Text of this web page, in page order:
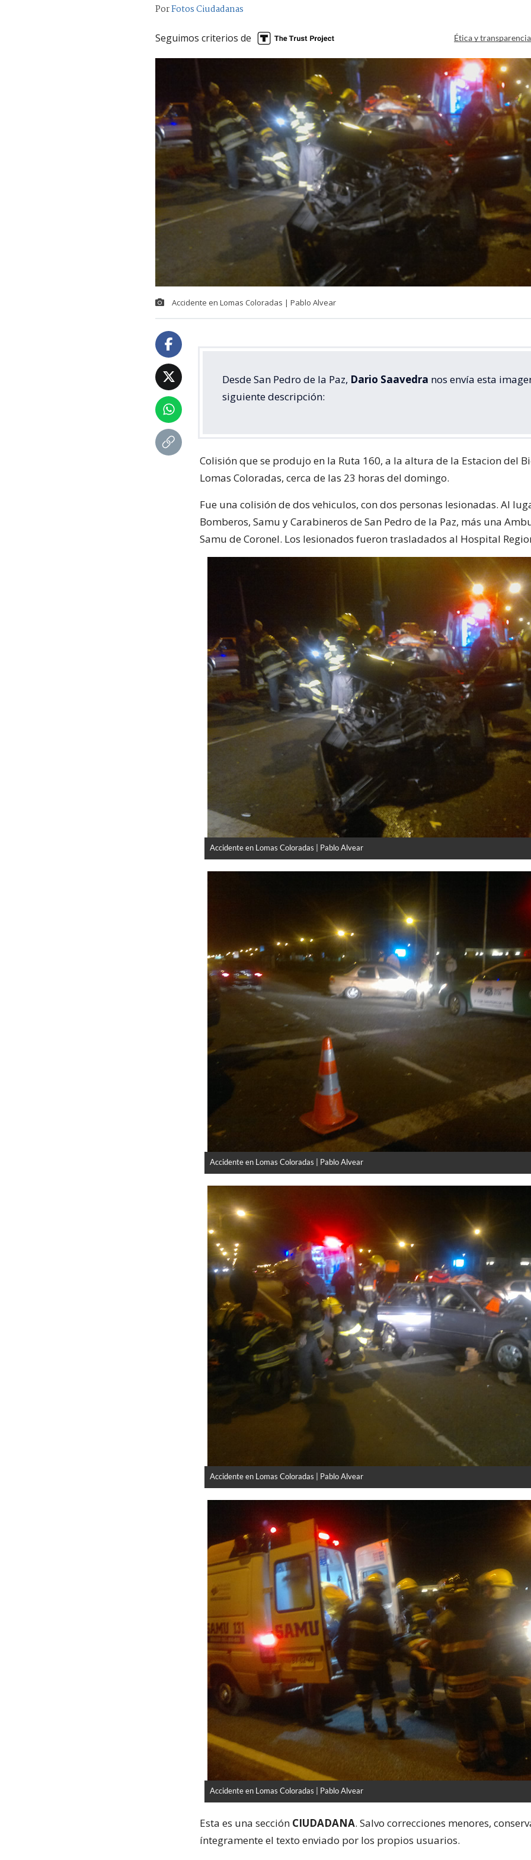
PorFotos Ciudadanas
Seguimos criterios de Ética y
Accidente en Lomas Coloradas | Pablo Alvear
Desde San Pedro de la Paz, Dario Saavedra nos envía esta
siguiente descripción:
Colisión que se produjo en la Ruta 160, a la altura de la Estacion del
Lomas Coloradas, cerca de las 23 horas del domingo.
Fue una colisión de dos vehiculos, con dos personas lesionadas. Al
Bomberos, Samu y Carabineros de San Pedro de la Paz, más una
Samu de Coronel. Los lesionados fueron trasladados al Hospital
Accidente en Lomas Coloradas | Pablo Alvear
Accidente en Lomas Coloradas | Pablo Alvear
Accidente en Lomas Coloradas | Pablo Alvear
Accidente en Lomas Coloradas | Pablo Alvear
Esta es una sección CIUDADANA. Salvo correcciones menores,
íntegramente el texto enviado por los propios usuarios.